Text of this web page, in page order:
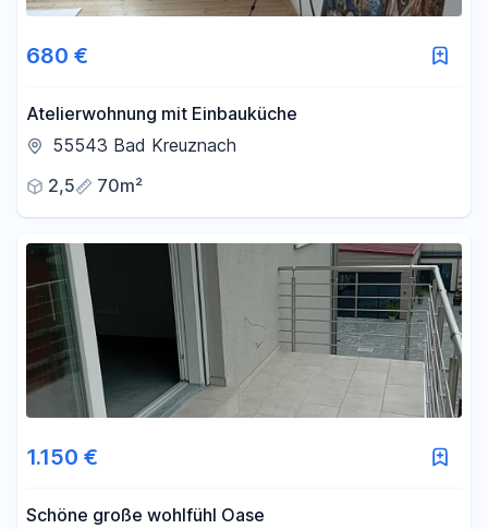
680 €
Atelierwohnung mit Einbauküche
55543 Bad Kreuznach
2,5
70m²
1.150 €
Schöne große wohlfühl Oase